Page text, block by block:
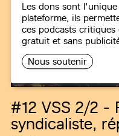
Les dons sont
plateforme, ils
ces podcasts
gratuit et sans
Nous soutenir
#12 VSS 2/2 -
syndicaliste,